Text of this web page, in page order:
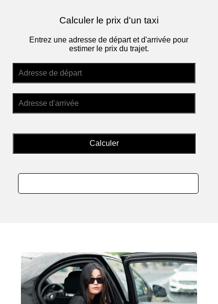
Calculer le prix d'un taxi
Entrez une adresse de départ et d'arrivée pour
estimer le prix du trajet.
Calculer